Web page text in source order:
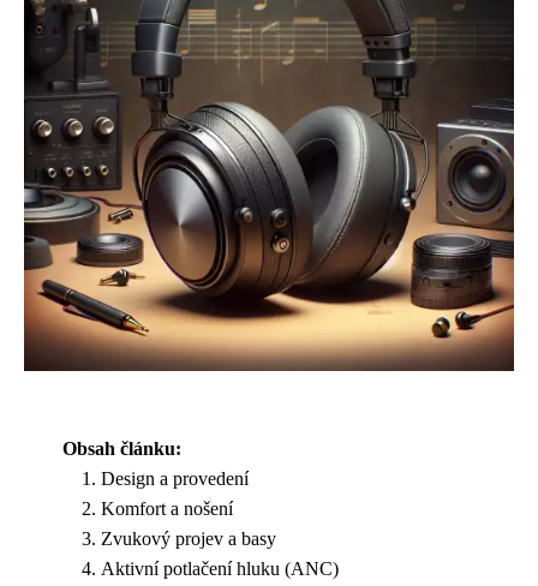
Obsah článku:
Design a provedení
Komfort a nošení
Zvukový projev a basy
Aktivní potlačení hluku (ANC)